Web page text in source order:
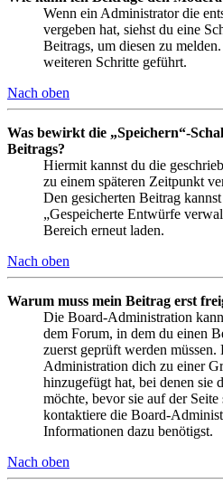
Wenn ein Administrator die
vergeben hat, siehst du eine
Beitrags, um diesen zu
weiteren Schritte geführt.
Nach oben
Was bewirkt die „Speichern“-
Beitrags?
Hiermit kannst du die
zu einem späteren Zeitpunkt
Den gesicherten Beitrag
„Gespeicherte Entwürfe
Bereich erneut laden.
Nach oben
Warum muss mein Beitrag erst
Die Board-Administration
dem Forum, in dem du einen
zuerst geprüft werden
Administration dich zu einer
hinzugefügt hat, bei denen sie
möchte, bevor sie auf der
kontaktiere die Board-
Informationen dazu benötigst.
Nach oben